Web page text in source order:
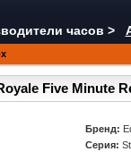
часов >
Five Minute
Бренд:
Серия: